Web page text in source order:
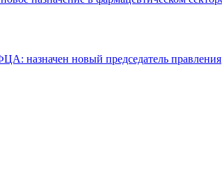
назначен новый председатель правления